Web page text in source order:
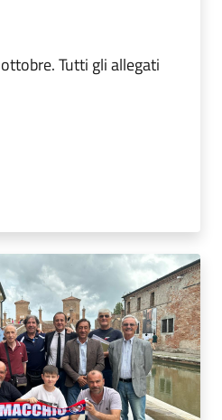
Tutti gli allegati